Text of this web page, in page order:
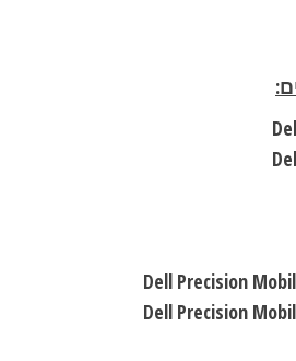
Dell Precision
Dell Precision